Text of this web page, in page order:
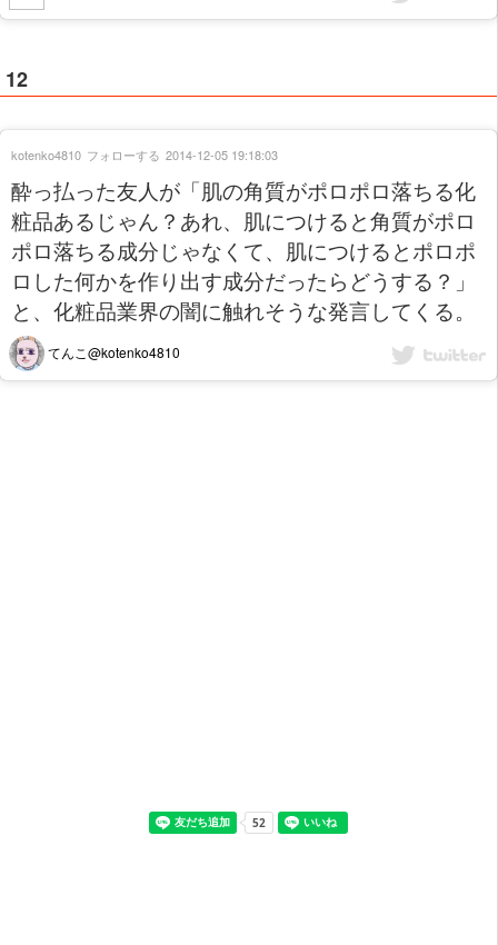
12
酔っ払った友人が「肌の角質がポロポロ落ちる化
粧品あるじゃん？あれ、肌につけると角質がポロ
ポロ落ちる成分じゃなくて、肌につけるとポロポ
ロした何かを作り出す成分だったらどうする？」
と、化粧品業界の闇に触れそうな発言してくる。
てんこ@kotenko4810
kotenko4810 フォローする 2014-12-05 19:18:03